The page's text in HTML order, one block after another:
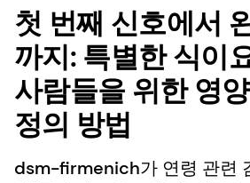
첫 번째 신호에서
까지: 특별한 식이
사람들을 위한 영
정의 방법
dsm-firmenich가 연령 관련